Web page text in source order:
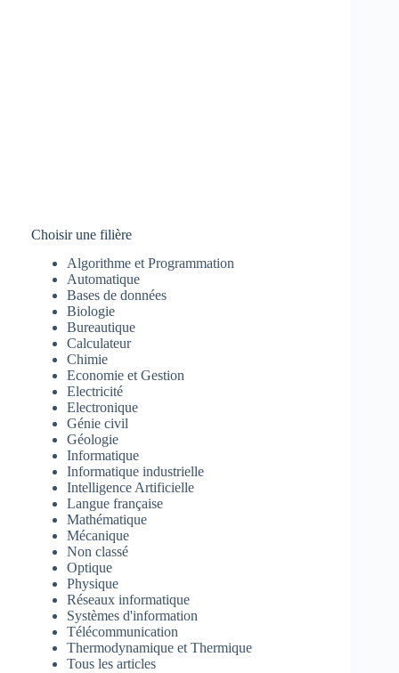
Choisir une filière
Algorithme et Programmation
Automatique
Bases de données
Biologie
Bureautique
Calculateur
Chimie
Economie et Gestion
Electricité
Electronique
Génie civil
Géologie
Informatique
Informatique industrielle
Intelligence Artificielle
Langue française
Mathématique
Mécanique
Non classé
Optique
Physique
Réseaux informatique
Systèmes d'information
Télécommunication
Thermodynamique et Thermique
Tous les articles